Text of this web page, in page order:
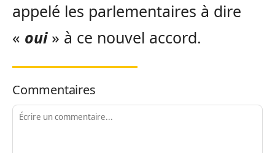
appelé les parlementaires à dire
« oui» à ce nouvel accord.
Commentaires